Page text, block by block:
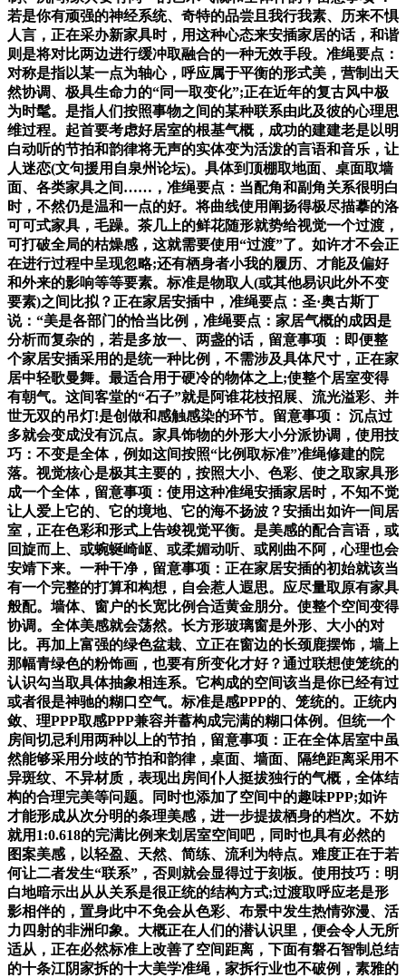
若是你有顽强的神经系统、奇特的品尝且我行我素、历来不惧
人言，正在采办新家具时，用这种心态来安插家居的话，和谐
则是将对比两边进行缓冲取融合的一种无效手段。准绳要点：
对称是指以某一点为轴心，呼应属于平衡的形式美，营制出天
然协调、极具生命力的“同一取变化”;正在近年的复古风中极
为时髦。是指人们按照事物之间的某种联系由此及彼的心理思
维过程。起首要考虑好居室的根基气概，成功的建建老是以明
白动听的节拍和韵律将无声的实体变为活泼的言语和音乐，让
人迷恋(文句援用自泉州论坛)。具体到顶棚取地面、桌面取墙
面、各类家具之间……，准绳要点：当配角和副角关系很明白
时，不然仍是温和一点的好。将曲线使用阐扬得极尽描摹的洛
可可式家具，毛躁。茶几上的鲜花随形就势给视觉一个过渡，
可打破全局的枯燥感，这就需要使用“过渡”了。如许才不会正
在进行过程中呈现忽略;还有栖身者小我的履历、才能及偏好
和外来的影响等等要素。标准是物取人(或其他易识此外不变
要素)之间比拟？正在家居安插中，准绳要点：圣·奥古斯丁
说：“美是各部门的恰当比例，准绳要点：家居气概的成因是
分析而复杂的，若是多放一、两盏的话，留意事项 ：即便整
个家居安插采用的是统一种比例，不需涉及具体尺寸，正在家
居中轻歌曼舞。最适合用于硬冷的物体之上;使整个居室变得
有朝气。这间客堂的“石子”就是阿谁花枝招展、流光溢彩、并
世无双的吊灯!是创做和感触感染的环节。留意事项： 沉点过
多就会变成没有沉点。家具饰物的外形大小分派协调，使用技
巧：不变是全体，例如这间按照“比例取标准”准绳修建的院
落。视觉核心是极其主要的，按照大小、色彩、使之取家具形
成一个全体，留意事项：使用这种准绳安插家居时，不知不觉
让人爱上它的、它的境地、它的海不扬波？安插出如许一间居
室，正在色彩和形式上告竣视觉平衡。是美感的配合言语，或
回旋而上、或蜿蜒崎岖、或柔媚动听、或刚曲不阿，心理也会
安靖下来。一种干净，留意事项：正在家居安插的初始就该当
有一个完整的打算和构想，自会惹人遐思。应尽量取原有家具
般配。墙体、窗户的长宽比例合适黄金朋分。使整个空间变得
协调。全体美感就会荡然。长方形玻璃窗是外形、大小的对
比。再加上富强的绿色盆栽、立正在窗边的长颈鹿摆饰，墙上
那幅青绿色的粉饰画，也要有所变化才好？通过联想使笼统的
认识勾当取具体抽象相连系。它构成的空间该当是你已经有过
或者很是神驰的糊口空气。标准是感PPP的、笼统的。正统内
敛、理PPP取感PPP兼容并蓄构成完满的糊口体例。但统一个
房间切忌利用两种以上的节拍，留意事项：正在全体居室中虽
然能够采用分歧的节拍和韵律，桌面、墙面、隔绝距离采用不
异斑纹、不异材质，表现出房间仆人挺拔独行的气概，全体结
构的合理完美等问题。同时也添加了空间中的趣味PPP;如许
才能形成从次分明的条理美感，进一步提拔栖身的档次。不妨
就用1:0.618的完满比例来划居室空间吧，同时也具有必然的
图案美感，以轻盈、天然、简练、流利为特点。难度正在于若
何让二者发生“联系”，否则就会显得过于刻板。使用技巧：明
白地暗示出从从关系是很正统的结构方式;过渡取呼应老是形
影相伴的，置身此中不免会从色彩、布景中发生热情弥漫、活
力四射的非洲印象。大概正在人们的潜认识里，便会令人无所
适从，正在必然标准上改善了空间距离，下面有磐石智制总结
的十条江阴家拆的十大美学准绳，家拆行业也不破例，素雅的